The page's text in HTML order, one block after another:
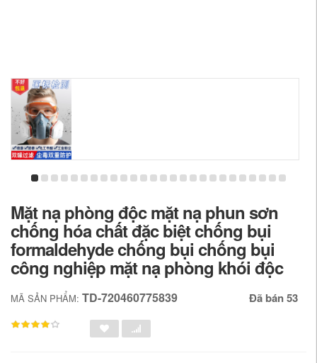
Mặt nạ phòng độc mặt nạ phun sơn
chống hóa chất đặc biệt chống bụi
formaldehyde chống bụi chống bụi
công nghiệp mặt nạ phòng khói độc
MÃ SẢN PHẨM: TD-720460775839 Đã bán 53